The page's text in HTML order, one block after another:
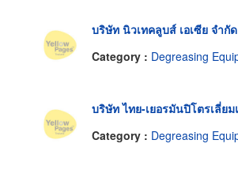
บริษัท นิวเทคลูบส์ เอเซีย จำกัด
Category : Degreasing
บริษัท ไทย-เยอรมันปิโตรเลี่ย
Category : Degreasing